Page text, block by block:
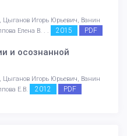
Цыганов Игорь Юрьевич, Ванин
Елена В. . .
2015 PDF
и осознанной
Цыганов Игорь Юрьевич, Ванин
Е.В.
2012 PDF